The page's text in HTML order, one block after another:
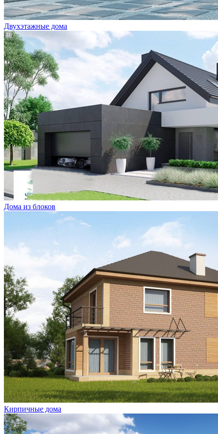
Двухэтажные дома
Дома из блоков
Кирпичные дома